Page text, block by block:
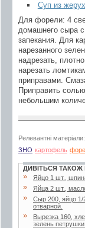
Суп из
Для форели: 4
домашнего сыра
запекания. Для
нарезанного
надрезать,
нарезать
приправами.
Приправить
небольшим
Релевантні матеріали:
ЗНО картофель
ДИВІТЬСЯ ТАКОЖ
» Яйцо 1 шт.,
» Яйца 2 шт.,
»
Сыр 200, яйцо 1/
отварной.
»
Вырезка 160,
зелень петрушки